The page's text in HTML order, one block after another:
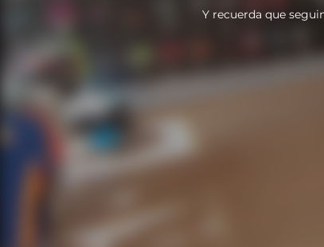
Y recuerda que